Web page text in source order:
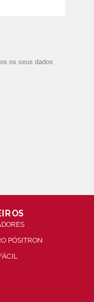
os seus dados
PÓSITRON